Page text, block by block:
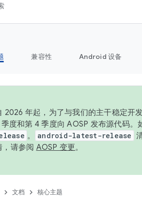
兼容性 Android 设备
2026 年起，为了与我们的主干稳定开
季度和第 4 季度向 AOSP 发布源代码
。 android-latest-release
，请参阅 AOSP 变更。
文档 核心主题